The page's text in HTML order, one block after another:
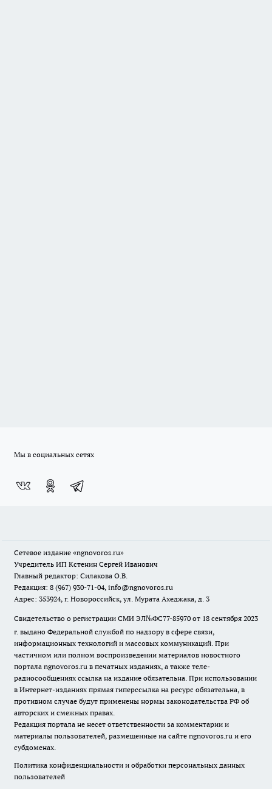
Мы в социальных сетях
Сетевое издание «ngnovoros.ru»
Учредитель ИП Кстенин Сергей Иванович
Главный редактор: Силакова О.В.
Редакция: 8 (967) 930-71-04, info@ngnovoros.ru
Адрес: 353924, г. Новороссийск, ул. Мурата Ахеджака, д. 3
Свидетельство о регистрации СМИ ЭЛ№ФС77-85970 от 18 сентября 2023
г. выдано Федеральной службой по надзору в сфере связи,
информационных технологий и массовых коммуникаций. При
частичном или полном воспроизведении материалов новостного
портала ngnovoros.ru в печатных изданиях, а также теле-
радиосообщениях ссылка на издание обязательна. При использовании
в Интернет-изданиях прямая гиперссылка на ресурс обязательна, в
противном случае будут применены нормы законодательства РФ об
авторских и смежных правах.
Редакция портала не несет ответственности за комментарии и
материалы пользователей, размещенные на сайте ngnovoros.ru и его
субдоменах.
Политика конфиденциальности и обработки персональных данных
пользователей